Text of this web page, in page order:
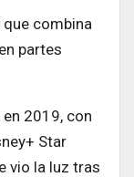
combina
partes
2019, con
Star
vio la luz tras